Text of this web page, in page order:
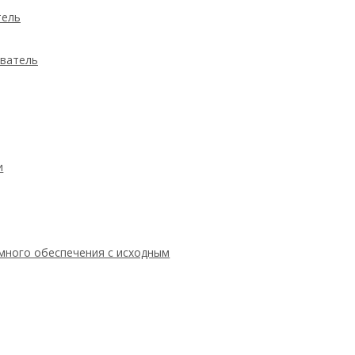
обеспечения с исходным